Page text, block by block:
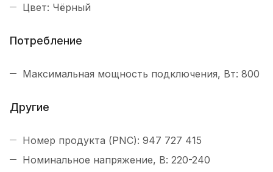
Цвет: Чёрный
Потребление
Максимальная мощность подключения, Вт: 800
Другие
Номер продукта (PNC): 947 727 415
Номинальное напряжение, В: 220-240